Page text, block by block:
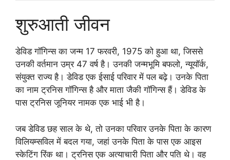
शुरुआती जीवन
डेविड गॉगिन्स का जन्म 17 फरवरी, 1975 को हुआ था, जिससे
उनकी वर्तमान उम्र 47 वर्ष है। उनकी जन्मभूमि बफलो, न्यूयॉर्क,
संयुक्त राज्य है। डेविड एक ईसाई परिवार में पल बढ़े। उनके पिता
का नाम ट्रनिस गॉगिन्स है और माता जैकी गॉगिन्स हैं। डेविड के
पास ट्रनिस जूनियर नामक एक भाई भी है।
जब डेविड छह साल के थे, तो उनका परिवार उनके पिता के कारण
विलियम्सविल में बदल गया, जहां उनके पिता के पास एक आइस
स्केटिंग रिंक था। ट्रनिस एक अत्याचारी पिता और पति थे। वह